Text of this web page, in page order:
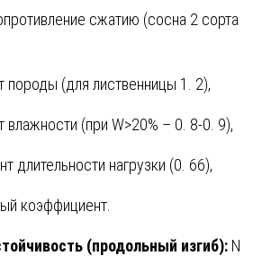
сжатию (сосна 2 сорта
породы (для лиственницы 1. 2),
влажности (при W>20% – 0. 8-0. 9),
длительности нагрузки (0. 66),
коэффициент.
(продольный изгиб): N